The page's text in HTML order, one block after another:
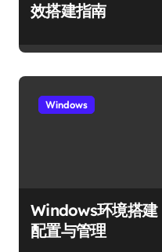
效搭建指南
Windows
Windows环境搭建
配置与管理